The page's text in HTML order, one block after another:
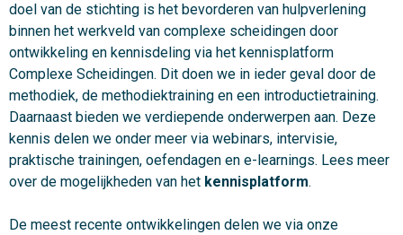
doel van de stichting is het bevorderen van hulpverlening
binnen het werkveld van complexe scheidingen door
ontwikkeling en kennisdeling via het kennisplatform
Complexe Scheidingen. Dit doen we in ieder geval door de
methodiek, de methodiektraining en een introductietraining.
Daarnaast bieden we verdiepende onderwerpen aan. Deze
kennis delen we onder meer via webinars, intervisie,
praktische trainingen, oefendagen en e-learnings. Lees meer
over de mogelijkheden van het kennisplatform.
De meest recente ontwikkelingen delen we via onze